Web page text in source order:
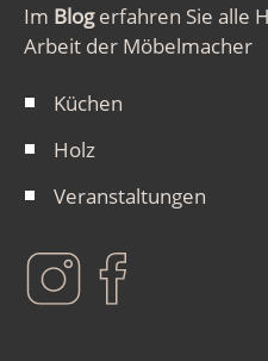
Im Blogerfahren Sie alle
Arbeit der Möbelmacher
Küchen
Holz
Veranstaltungen